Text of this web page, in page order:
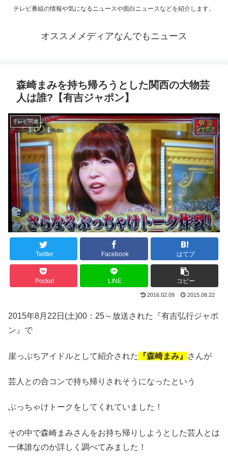
テレビ番組の情報や気になるニュースや面白ニュースなどを紹介します。
オススメメディアなんでもニュース
森崎まみを持ち帰ろうとした関西の大物芸
人は誰?【有吉ジャポン】
テレビ関連
Twitter Facebook はてブ
Pocket LINE コピー
2016.02.09 2015.08.22
2015年8月22日(土)00：25～放送された『有吉弘行ジャポ
ン』で
崖っぷちアイドルとして紹介された 『森崎まみ』 さんが
芸人との合コンで持ち帰りされそうになったという
ぶっちゃけトークをしてくれていました！
その中で森崎まみさんをお持ち帰りしようとした芸人とは
一体誰なのか詳しく調べてみました！